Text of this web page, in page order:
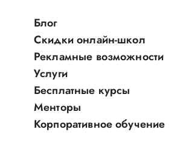
Блог
Скидки онлайн-школ
Рекламные возможности
Услуги
Бесплатные курсы
Менторы
Корпоративное обучение